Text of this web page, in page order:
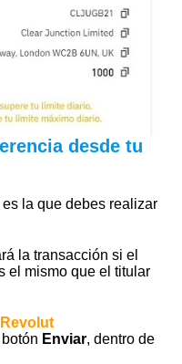
desde tu
la que debes realizar
la transacción si el
el mismo que el titular
Revolut
Enviar, dentro de